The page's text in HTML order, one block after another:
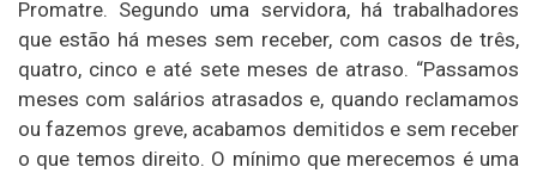
Promatre. Segundo uma servidora, há trabalhadores
que estão há meses sem receber, com casos de três,
quatro, cinco e até sete meses de atraso. “Passamos
meses com salários atrasados e, quando reclamamos
ou fazemos greve, acabamos demitidos e sem receber
o que temos direito. O mínimo que merecemos é uma